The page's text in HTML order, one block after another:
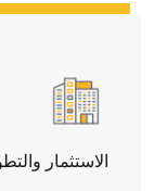
الاستثمار